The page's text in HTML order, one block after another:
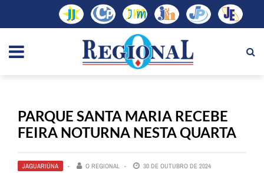
PARQUE SANTA MARIA RECEBE
FEIRA NOTURNA NESTA QUARTA
JAGUARIÚNA O REGIONAL 30 DE OUTUBRO DE 2024